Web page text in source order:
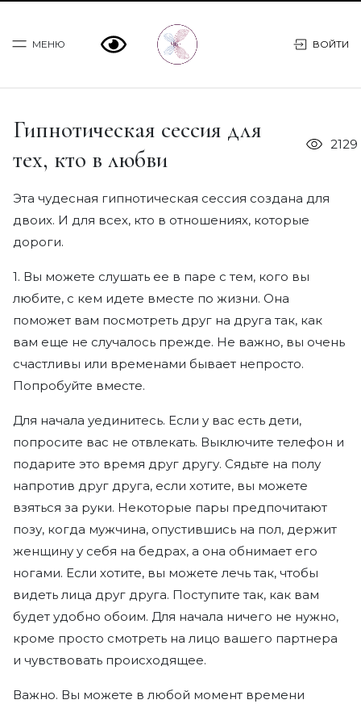
МЕНЮ ВОЙТИ
Гипнотическая сессия для
тех, кто в любви
2129
Эта чудесная гипнотическая сессия создана для
двоих. И для всех, кто в отношениях, которые
дороги.
1. Вы можете слушать ее в паре с тем, кого вы
любите, с кем идете вместе по жизни. Она
поможет вам посмотреть друг на друга так, как
вам еще не случалось прежде. Не важно, вы очень
счастливы или временами бывает непросто.
Попробуйте вместе.
Для начала уединитесь. Если у вас есть дети,
попросите вас не отвлекать. Выключите телефон и
подарите это время друг другу. Сядьте на полу
напротив друг друга, если хотите, вы можете
взяться за руки. Некоторые пары предпочитают
позу, когда мужчина, опустившись на пол, держит
женщину у себя на бедрах, а она обнимает его
ногами. Если хотите, вы можете лечь так, чтобы
видеть лица друг друга. Поступите так, как вам
будет удобно обоим. Для начала ничего не нужно,
кроме просто смотреть на лицо вашего партнера
и чувствовать происходящее.
Важно. Вы можете в любой момент времени
Программы
Практикум МОСТ
Консультации
О Марии
Статьи
Книги
Отзывы
Помощь